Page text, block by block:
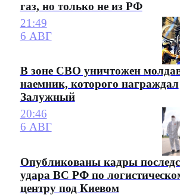
газ, но только не из РФ
21:49
6 АВГ
В зоне СВО уничтожен
наемник, которого награждал
Залужный
20:46
6 АВГ
Опубликованы кадры
удара ВС РФ по
центру под Киевом